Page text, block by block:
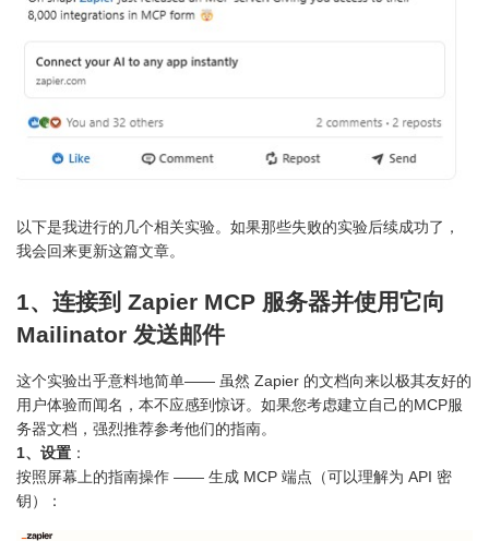
以下是我进行的几个相关实验。如果那些失败的实验后续成功了，
我会回来更新这篇文章。
1、连接到 Zapier MCP 服务器并使用它向
Mailinator 发送邮件
这个实验出乎意料地简单—— 虽然 Zapier 的文档向来以极其友好的
用户体验而闻名，本不应感到惊讶。如果您考虑建立自己的MCP服
务器文档，强烈推荐参考他们的指南。
1、设置 ：
按照屏幕上的指南操作 —— 生成 MCP 端点（可以理解为 API 密
钥）：